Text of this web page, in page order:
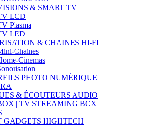
& SMART TV
LCD
Plasma
LED
& CHAINES HI-FI
Chaines
Cinemas
PHOTO NUMÉRIQUE
& ÉCOUTEURS AUDIO
| TV STREAMING BOX
GADGETS HIGHTECH